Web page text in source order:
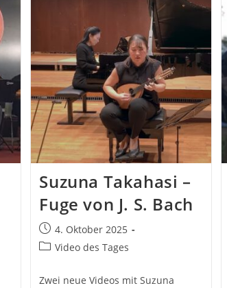
Suzuna Takahasi –
Fuge von J. S. Bach
Beitrag
veröffentlicht:
4. Oktober 2025
Beitrags-
Video des Tages
Zwei neue Videos mit Suzuna